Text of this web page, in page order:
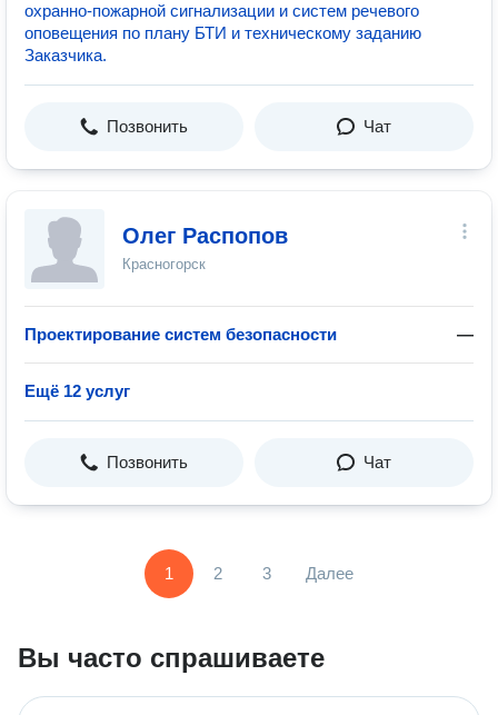
охранно-пожарной сигнализации и систем речевого
оповещения по плану БТИ и техническому заданию
Заказчика.
Позвонить Чат
Олег Распопов
Красногорск
Проектирование систем безопасности —
Ещё 12 услуг
Позвонить Чат
1 2 3 Далее
Вы часто спрашиваете